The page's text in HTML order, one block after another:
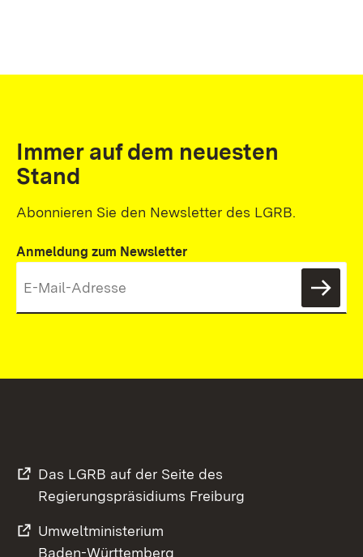
Immer auf dem neuesten
Stand
Abonnieren Sie den Newsletter des LGRB.
Anmeldung zum Newsletter
Das LGRB auf der Seite des
Regierungspräsidiums Freiburg
Umweltministerium
Baden-Württemberg